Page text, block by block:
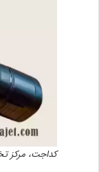
کداجت، مرکز